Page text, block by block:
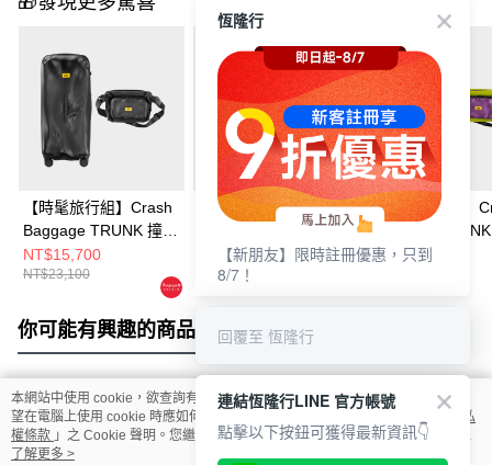
【時髦旅行組】Crash
Baggage TRUNK 撞擊
行李箱 32 吋
+CROSSBODY 輕撞擊
NT$15,700
NT$23,100
【Crash Baggage】
CROSSBODY 輕撞擊
斜背包
NT$3,280
NT$5,300
【夏季出遊組】
Baggage
行李箱 32 吋 紫
NT$15,700
你可能有興趣的商品 全站排行
熱門標籤
本網站中使用 cookie，欲查詢有關本網站使用 cookie 方式之詳情，及若您不希
望在電腦上使用 cookie 時應如何變更電腦的 cookie 設定，請參閱本網站「
隱私
權條款 」之 Cookie 聲明。您繼續使用本網站即表示您同意本公司得按本網站使
用條款之 Cookie 聲明使用 cookie。
了解更多 >
恆隆行
【新朋友】限時註冊優惠，只到
8/7！
回覆至 恆隆行
連結恆隆行LINE 官方帳號
點擊以下按鈕可獲得最新資訊👇